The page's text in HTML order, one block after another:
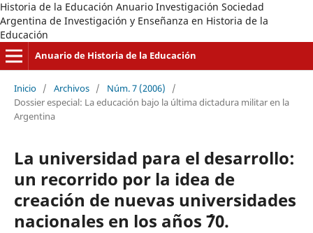
Historia de la Educación Anuario Investigación Sociedad
Argentina de Investigación y Enseñanza en Historia de la
Educación
Anuario de Historia de la Educación
Inicio / Archivos / Núm. 7 (2006)
/
Dossier especial: La educación bajo la última dictadura militar en la
Argentina
La universidad para el desarrollo:
un recorrido por la idea de
creación de nuevas universidades
nacionales en los años ´70.